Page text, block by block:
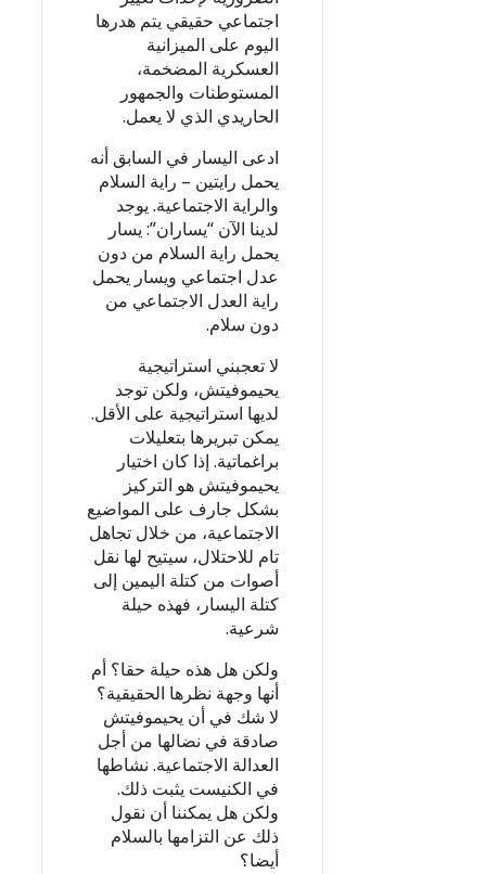
اجتماعي حقيقي يتم هدرها
اليوم على الميزانية
العسكرية المضخمة،
المستوطنات والجمهور
الحاريدي الذي لا يعمل.
ادعى اليسار في السابق أنه
يحمل رايتين – راية السلام
والراية الاجتماعية. يوجد
لدينا الآن “يساران”: يسار
يحمل راية السلام من دون
عدل اجتماعي ويسار يحمل
راية العدل الاجتماعي من
دون سلام.
لا تعجبني استراتيجية
يحيموفيتش، ولكن توجد
لديها استراتيجية على الأقل.
يمكن تبريرها بتعليلات
براغماتية. إذا كان اختيار
يحيموفيتش هو التركيز
بشكل جارف على المواضيع
الاجتماعية، من خلال تجاهل
تام للاحتلال، سيتيح لها نقل
أصوات من كتلة اليمين إلى
كتلة اليسار، فهذه حيلة
شرعية.
ولكن هل هذه حيلة حقا؟ أم
أنها وجهة نظرها الحقيقية؟
لا شك في أن يحيموفيتش
صادقة في نضالها من أجل
العدالة الاجتماعية. نشاطها
في الكنيست يثبت ذلك.
ولكن هل يمكننا أن نقول
ذلك عن التزامها بالسلام
أيضا؟